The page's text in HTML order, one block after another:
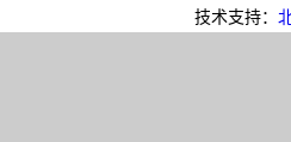
技术支持：